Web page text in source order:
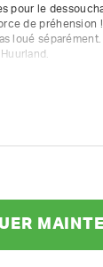
pour le
de préhension !
loué
- 10 L/min